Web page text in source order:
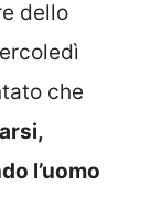
dello
che
l’uomo